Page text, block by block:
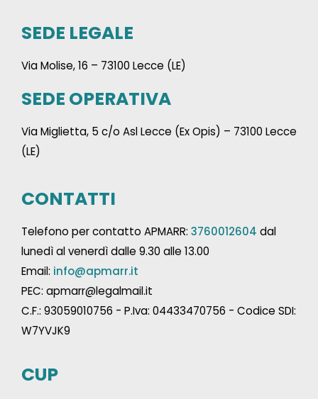
SEDE LEGALE
Via Molise, 16 – 73100 Lecce (LE)
SEDE OPERATIVA
Via Miglietta, 5 c/o Asl Lecce (Ex Opis) – 73100 Lecce
(LE)
CONTATTI
Telefono per contatto APMARR: 3760012604 dal
lunedì al venerdì dalle 9.30 alle 13.00
Email: info@apmarr.it
PEC: apmarr@legalmail.it
C.F.: 93059010756 - P.Iva: 04433470756 - Codice SDI:
W7YVJK9
CUP